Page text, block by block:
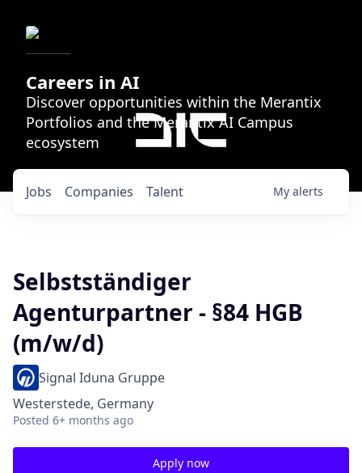
Careers in AI
Discover opportunities within the Merantix
Portfolios and the Merantix AI Campus
ecosystem
Jobs Companies Talent My alerts
Selbstständiger
Agenturpartner - §84 HGB
(m/w/d)
Signal Iduna Gruppe
Westerstede, Germany
Posted 6+ months ago
Apply now